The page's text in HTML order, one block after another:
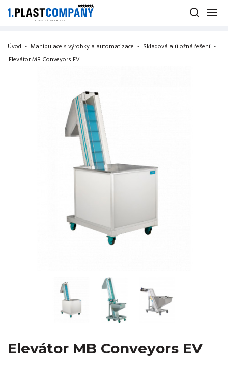
Úvod - Manipulace s výrobky a automatizace - Skladová a úložná řešení -
Elevátor MB Conveyors EV
Elevátor MB Conveyors EV